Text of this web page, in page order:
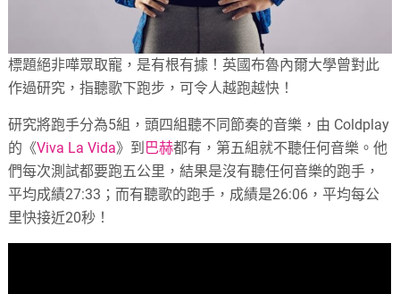
標題絕非嘩眾取寵，是有根有據！英國布魯內爾大學曾對此
作過研究，指聽歌下跑步，可令人越跑越快！
研究將跑手分為5組，頭四組聽不同節奏的音樂，由 Coldplay
的《Viva La Vida》到 巴赫都有，第五組就不聽任何音樂。他
們每次測試都要跑五公里，結果是沒有聽任何音樂的跑手，
平均成績27:33；而有聽歌的跑手，成績是26:06，平均每公
里快接近20秒！